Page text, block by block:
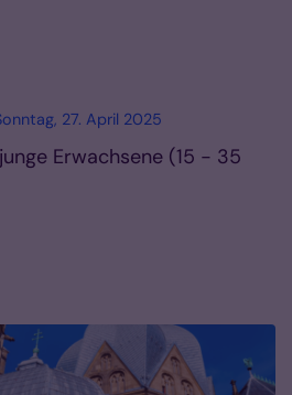
27. April 2025
Erwachsene (15 - 35